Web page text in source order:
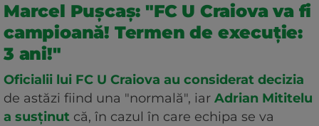
Marcel Pușcaș: "FC U Craiova va fi
campioană! Termen de execuție:
3 ani!"
Oficialii lui FC U Craiova au considerat decizia
de astăzi fiind una "normală", iar Adrian Mititelu
a susținut că, în cazul în care echipa se va